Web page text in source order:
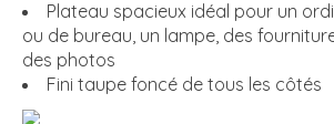
Plateau spacieux idéal pour un
ou de bureau, un lampe, des
des photos
Fini taupe foncé de tous les côtés